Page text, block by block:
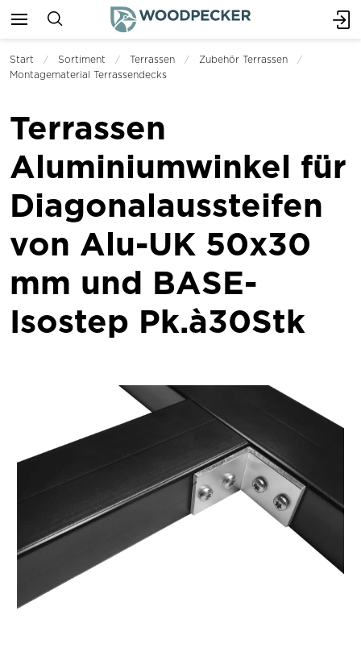
Start Sortiment Terrassen
Zubehör Terrassen
Montagematerial Terrassendecks
Terrassen
Aluminiumwinkel für
Diagonalaussteifen
von Alu-UK 50x30
mm und BASE-
Isostep Pk.à30Stk